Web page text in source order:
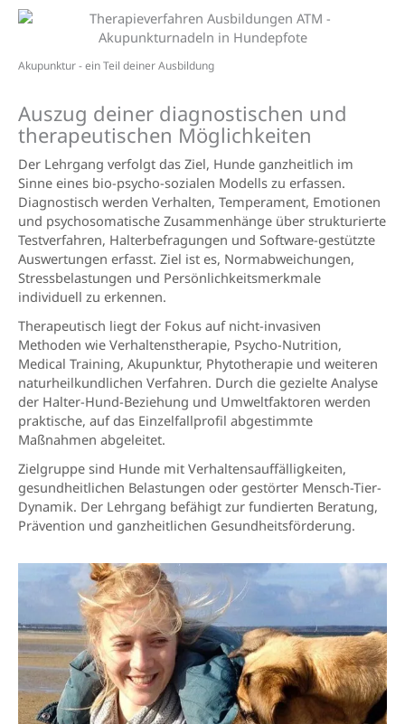
Auszug deiner diagnostischen und
therapeutischen Möglichkeiten
Der Lehrgang verfolgt das Ziel, Hunde ganzheitlich im
Sinne eines bio-psycho-sozialen Modells zu erfassen.
Diagnostisch werden Verhalten, Temperament, Emotionen
und psychosomatische Zusammenhänge über strukturierte
Testverfahren, Halterbefragungen und Software-gestützte
Auswertungen erfasst. Ziel ist es, Normabweichungen,
Stressbelastungen und Persönlichkeitsmerkmale
individuell zu erkennen.
Therapeutisch liegt der Fokus auf nicht-invasiven
Methoden wie Verhaltenstherapie, Psycho-Nutrition,
Medical Training, Akupunktur, Phytotherapie und weiteren
naturheilkundlichen Verfahren. Durch die gezielte Analyse
der Halter-Hund-Beziehung und Umweltfaktoren werden
praktische, auf das Einzelfallprofil abgestimmte
Maßnahmen abgeleitet.
Zielgruppe sind Hunde mit Verhaltensauffälligkeiten,
gesundheitlichen Belastungen oder gestörter Mensch-Tier-
Dynamik. Der Lehrgang befähigt zur fundierten Beratung,
Prävention und ganzheitlichen Gesundheitsförderung.
Akupunktur - ein Teil deiner Ausbildung